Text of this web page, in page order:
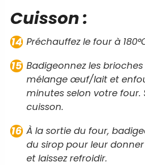
Cuisson :
Préchauffez le four à
Badigeonnez les
mélange œuf/lait et
minutes selon votre four.
cuisson.
À la sortie du four,
du sirop pour leur
et laissez refroidir.